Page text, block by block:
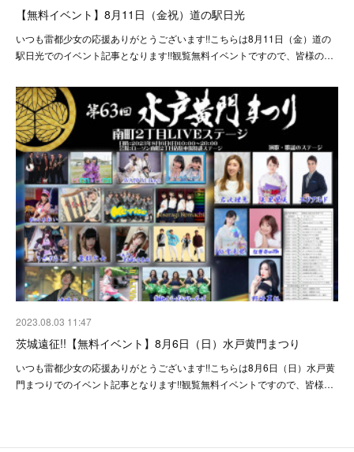
【無料イベント】8月11日（金祝）道の駅日光
いつも雷都少女の応援ありがとうございます!!こちらは8月11日（金）道の
駅日光でのイベント記事となります!!観覧無料イベントですので、皆様の…
2023.08.03 11:47
茨城遠征!!【無料イベント】8月6日（日）水戸黄門まつり
いつも雷都少女の応援ありがとうございます!!こちらは8月6日（日）水戸黄
門まつりでのイベント記事となります!!観覧無料イベントですので、皆様…